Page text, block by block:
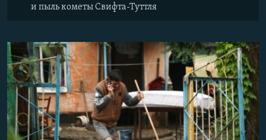
и пыль кометы Свифта-Туттля